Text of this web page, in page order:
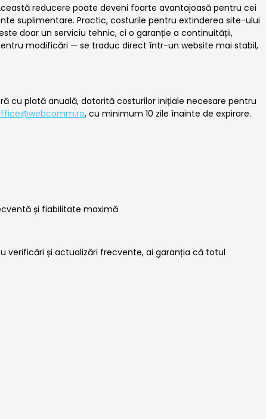
reducere poate deveni foarte avantajoasă pentru cei
suplimentare. Practic, costurile pentru extinderea site-ului
doar un serviciu tehnic, ci o garanție a continuității,
modificări — se traduc direct într-un website mai stabil,
cu plată anuală, datorită costurilor inițiale necesare pentru
, cu minimum 10 zile înainte de expirare.
și fiabilitate maximă
verificări și actualizări frecvente, ai garanția că totul